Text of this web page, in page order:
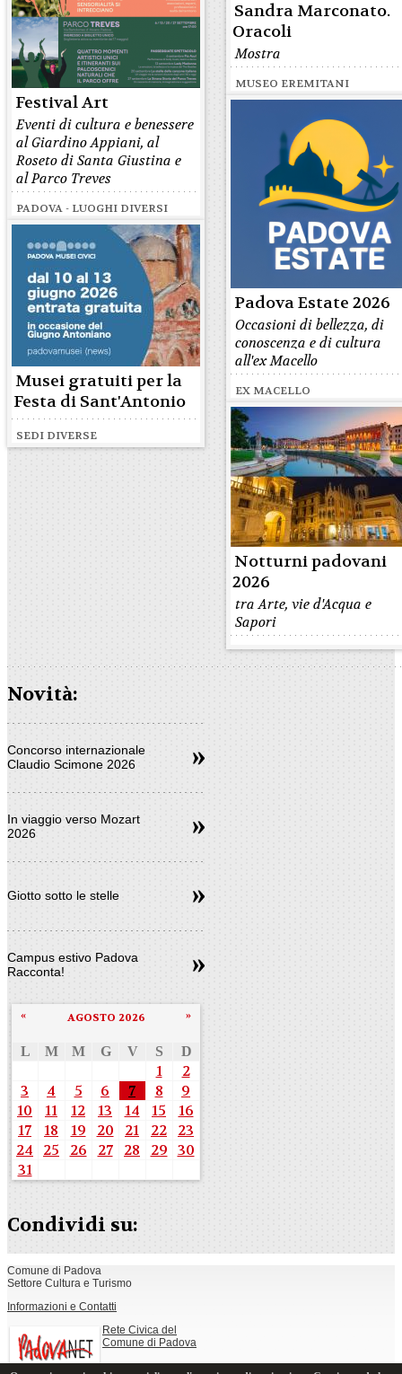
Sandra Marconato.
Oracoli
Mostra
MUSEO EREMITANI
Festival Art
Eventi di cultura e benessere
al Giardino Appiani, al
Roseto di Santa Giustina e
al Parco Treves
PADOVA - LUOGHI DIVERSI
Padova Estate 2026
Occasioni di bellezza, di
conoscenza e di cultura
all'ex Macello
EX MACELLO
Musei gratuiti per la
Festa di Sant'Antonio
SEDI DIVERSE
Notturni padovani
2026
tra Arte, vie d'Acqua e
Sapori
Novità:
Concorso internazionale
Claudio Scimone 2026
In viaggio verso Mozart
2026
Giotto sotto le stelle
Campus estivo Padova
Racconta!
AGOSTO 2026
« »
L M M G V S D
1
2
3
4 5 6 7 8
9
10
11 12 13 14 15
16
17
18 19 20 21 22
23
24
25 26 27 28 29 30
31
Condividi su:
Comune di Padova
Settore Cultura e Turismo
Informazioni e Contatti
Rete Civica del
Comune di Padova